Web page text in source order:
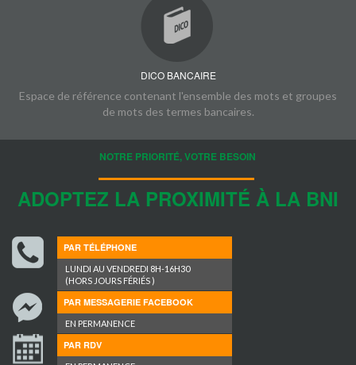
DICO BANCAIRE
Espace de référence contenant l'ensemble des mots et groupes
de mots des termes bancaires.
NOTRE PRIORITÉ, VOTRE BESOIN
ADOPTEZ LA PROXIMITÉ À LA BNI
PAR TÉLÉPHONE
LUNDI AU VENDREDI 8H-16H30
(HORS JOURS FÉRIÉS )
PAR MESSAGERIE FACEBOOK
EN PERMANENCE
PAR RDV